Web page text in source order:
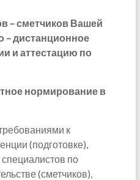
– сметчиков Вашей
– дистанционное
и аттестацию по
нормирование в
к
(подготовке),
по
(сметчиков),